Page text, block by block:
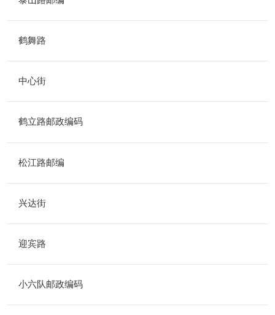
鹤舞路
中心街
鹤立路邮政编码
松江路邮编
兴达街
迎宾路
小六队邮政编码